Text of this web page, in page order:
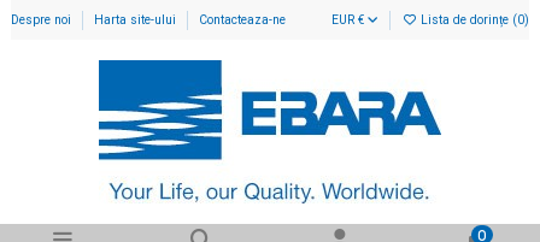
Despre noi Harta site-ului Contacteaza-ne EUR € Lista de dorințe (0)
0